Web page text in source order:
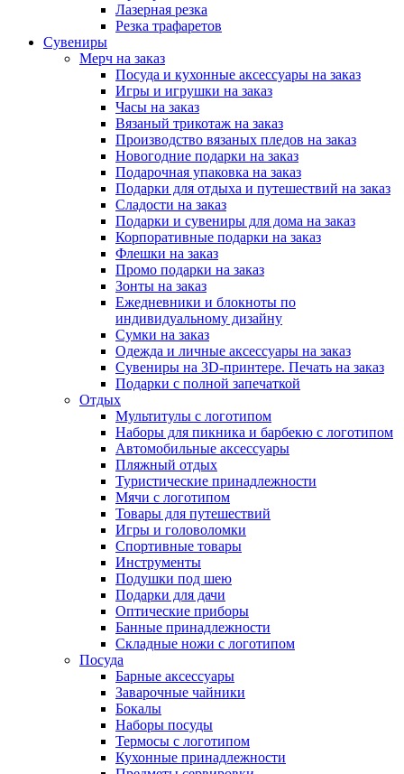
Лазерная резка
Резка трафаретов
Сувениры
Мерч на заказ
Посуда и кухонные аксессуары на заказ
Игры и игрушки на заказ
Часы на заказ
Вязаный трикотаж на заказ
Производство вязаных пледов на заказ
Новогодние подарки на заказ
Подарочная упаковка на заказ
Подарки для отдыха и путешествий на заказ
Сладости на заказ
Подарки и сувениры для дома на заказ
Корпоративные подарки на заказ
Флешки на заказ
Промо подарки на заказ
Зонты на заказ
Ежедневники и блокноты по
индивидуальному дизайну
Сумки на заказ
Одежда и личные аксессуары на заказ
Сувениры на 3D-принтере. Печать на заказ
Подарки с полной запечаткой
Отдых
Мультитулы с логотипом
Наборы для пикника и барбекю с логотипом
Автомобильные аксессуары
Пляжный отдых
Туристические принадлежности
Мячи с логотипом
Товары для путешествий
Игры и головоломки
Спортивные товары
Инструменты
Подушки под шею
Подарки для дачи
Оптические приборы
Банные принадлежности
Складные ножи с логотипом
Посуда
Барные аксессуары
Заварочные чайники
Бокалы
Наборы посуды
Термосы с логотипом
Кухонные принадлежности